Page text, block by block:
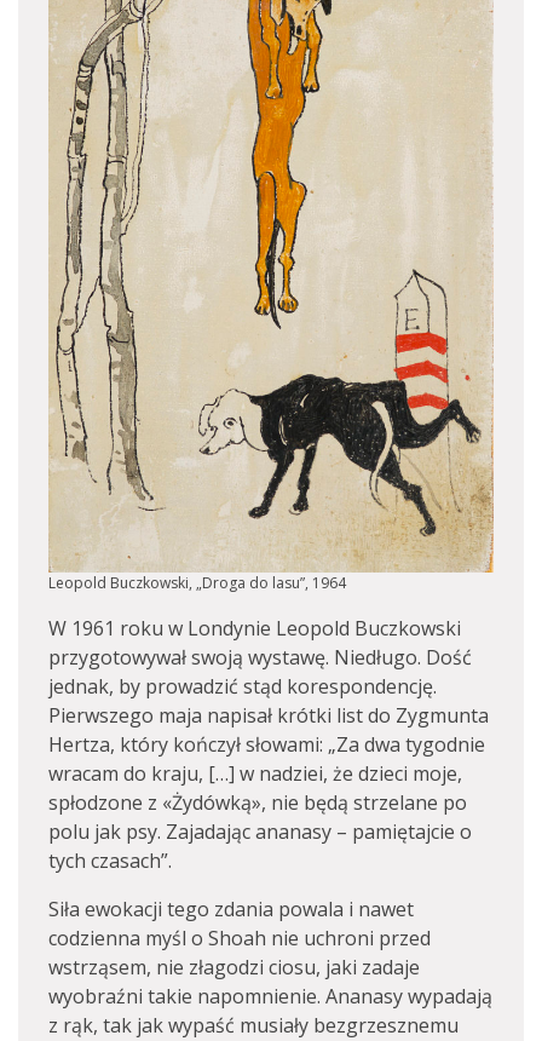
Leopold Buczkowski, „Droga do lasu”, 1964
W 1961 roku w Londynie Leopold Buczkowski
przygotowywał swoją wystawę. Niedługo. Dość
jednak, by prowadzić stąd korespondencję.
Pierwszego maja napisał krótki list do Zygmunta
Hertza, który kończył słowami: „Za dwa tygodnie
wracam do kraju, […] w nadziei, że dzieci moje,
spłodzone z «Żydówką», nie będą strzelane po
polu jak psy. Zajadając ananasy – pamiętajcie o
tych czasach”.
Siła ewokacji tego zdania powala i nawet
codzienna myśl o Shoah nie uchroni przed
wstrząsem, nie złagodzi ciosu, jaki zadaje
wyobraźni takie napomnienie. Ananasy wypadają
z rąk, tak jak wypaść musiały bezgrzesznemu